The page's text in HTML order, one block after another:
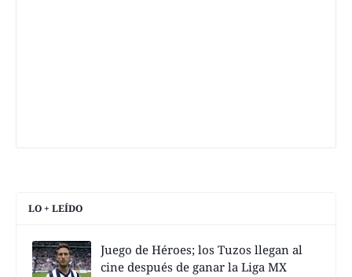
LO + LEÍDO
Juego de Héroes; los Tuzos llegan al
cine después de ganar la Liga MX